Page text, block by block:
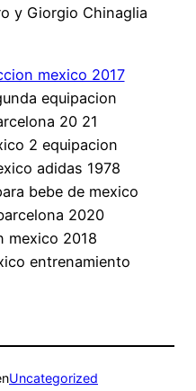
y Giorgio Chinaglia
Uncategorized